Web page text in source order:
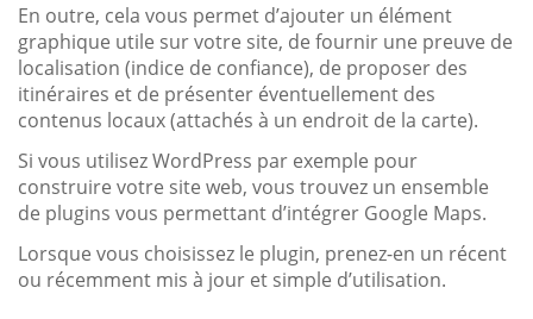
En outre, cela vous permet d’ajouter un élément
graphique utile sur votre site, de fournir une preuve de
localisation (indice de confiance), de proposer des
itinéraires et de présenter éventuellement des
contenus locaux (attachés à un endroit de la carte).
Si vous utilisez WordPress par exemple pour
construire votre site web, vous trouvez un ensemble
de plugins vous permettant d’intégrer Google Maps.
Lorsque vous choisissez le plugin, prenez-en un récent
ou récemment mis à jour et simple d’utilisation.